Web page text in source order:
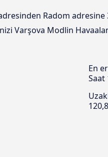
Radom adresine
Varşova Modlin
En
Saat